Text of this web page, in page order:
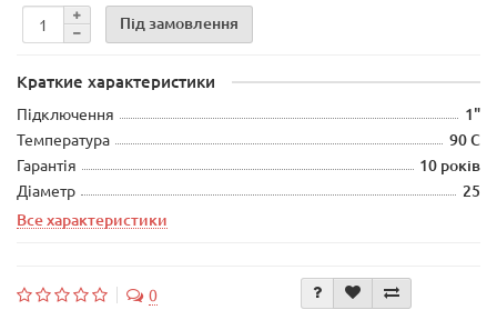
Під замовлення
Краткие характеристики
Підключення 1"
Температура 90 С
Гарантія 10 років
Діаметр
25
Все характеристики
0